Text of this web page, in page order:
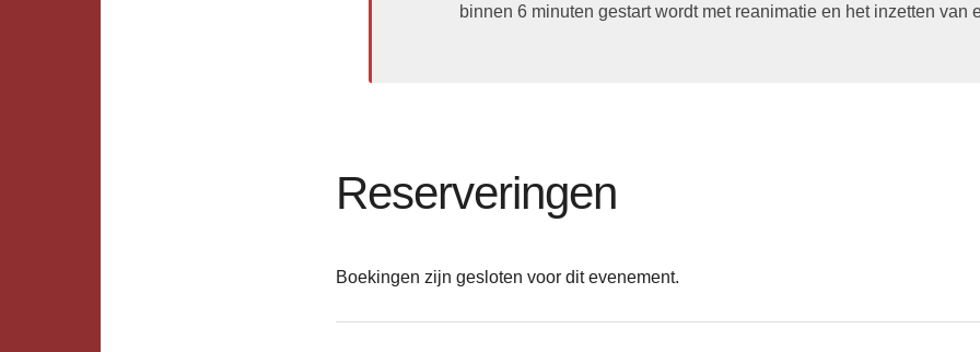
binnen 6 minuten gestart wordt met reanimatie en het inzetten van
Reserveringen
Boekingen zijn gesloten voor dit evenement.